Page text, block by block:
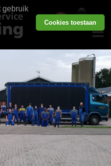
gebruik
Cookies toestaan